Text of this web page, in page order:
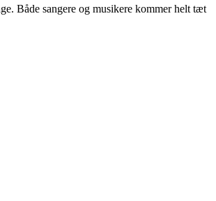
Både sangere og musikere kommer helt tæt